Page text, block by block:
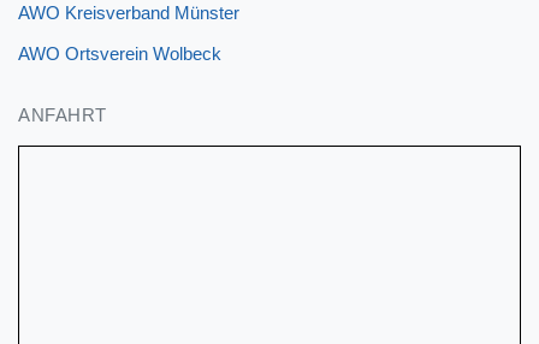
AWO Kreisverband Münster
AWO Ortsverein Wolbeck
ANFAHRT